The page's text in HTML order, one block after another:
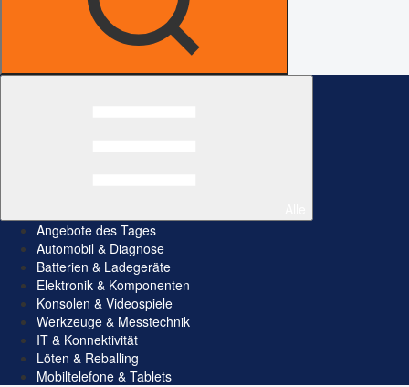
Angebote des Tages
Automobil & Diagnose
Batterien & Ladegeräte
Elektronik & Komponenten
Konsolen & Videospiele
Werkzeuge & Messtechnik
IT & Konnektivität
Löten & Reballing
Mobiltelefone & Tablets